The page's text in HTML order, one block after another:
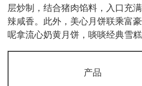
层炒制，结合猪肉馅料，入口充
辣咸香。此外，美心月饼联乘富
呢拿流心奶黄月饼，啖啖经典雪糕
产品